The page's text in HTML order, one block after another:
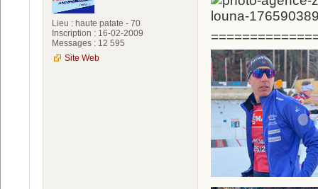
Lieu : haute patate - 70
Inscription : 16-02-2009
Messages : 12 595
Site Web